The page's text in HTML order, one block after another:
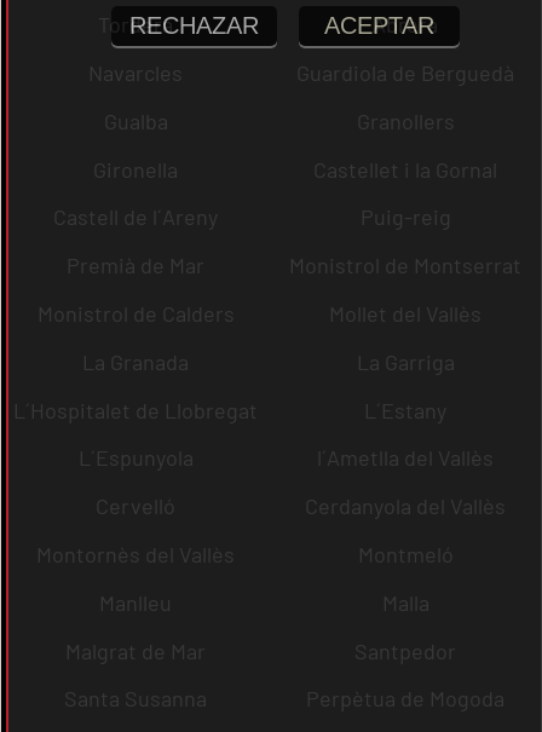
Tordera
Abrera
Navarcles
Guardiola de Berguedà
Gualba
Granollers
Gironella
Castellet i la Gornal
Castell de l´Areny
Puig-reig
Premià de Mar
Monistrol de Montserrat
Monistrol de Calders
Mollet del Vallès
La Granada
La Garriga
L´Hospitalet de Llobregat
L´Estany
L´Espunyola
l´Ametlla del Vallès
Cervelló
Cerdanyola del Vallès
Montornès del Vallès
Montmeló
Manlleu
Malla
Malgrat de Mar
Santpedor
Santa Susanna
Perpètua de Mogoda
RECHAZAR ACEPTAR